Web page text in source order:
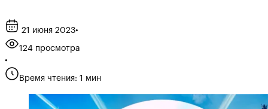
21 июня 2023•
124 просмотра
•
Время чтения: 1 мин